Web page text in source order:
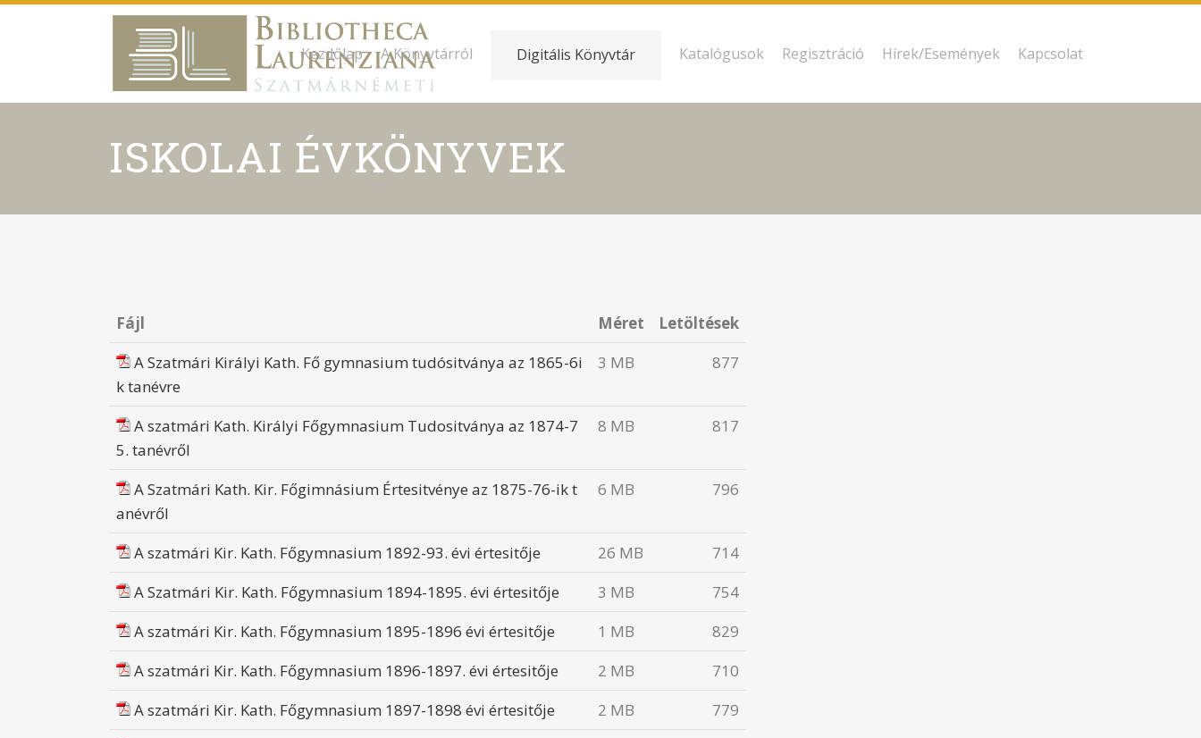
Kezdőlap A Könyvtárról Digitális Könyvtár Katalógusok Regisztráció Hírek/Események Kapcsolat
ISKOLAI ÉVKÖNYVEK
Fájl Méret
Letöltések
A Szatmári Királyi Kath. Fő gymnasium tudósitványa az 1865-6i
k tanévre
3 MB 877
A szatmári Kath. Királyi Főgymnasium Tudositványa az 1874-7
5. tanévről
8 MB 817
A Szatmári Kath. Kir. Főgimnásium Értesitvénye az 1875-76-ik t
anévről
6 MB 796
A szatmári Kir. Kath. Főgymnasium 1892-93. évi értesitője 26 MB
714
A Szatmári Kir. Kath. Főgymnasium 1894-1895. évi értesitője
3 MB
754
A szatmári Kir. Kath. Főgymnasium 1895-1896 évi értesitője
1 MB
829
A szatmári Kir. Kath. Főgymnasium 1896-1897. évi értesitője
2 MB
710
A szatmári Kir. Kath. Főgymnasium 1897-1898 évi értesitője
2 MB
779